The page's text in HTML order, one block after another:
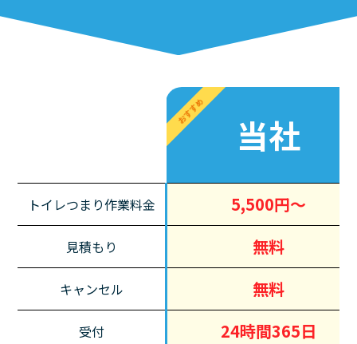
おすすめ
当社
トイレつまり作業料金 5,500円～
見積もり 無料
キャンセル 無料
受付 24時間365日